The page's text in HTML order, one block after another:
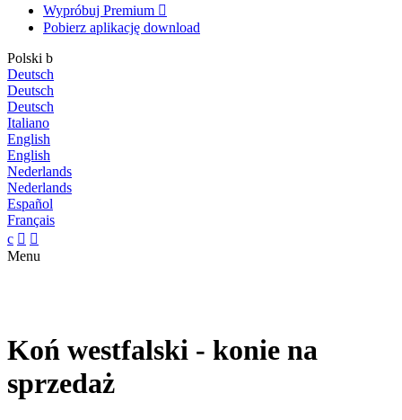
Wypróbuj Premium 
Pobierz aplikację download
Polski b
Deutsch
Deutsch
Deutsch
Italiano
English
English
Nederlands
Nederlands
Español
Français
c  
Menu
Koń westfalski - konie na
sprzedaż